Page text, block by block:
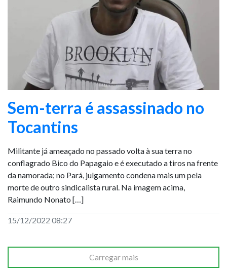
Sem-terra é assassinado no
Tocantins
Militante já ameaçado no passado volta à sua terra no
conflagrado Bico do Papagaio e é executado a tiros na frente
da namorada; no Pará, julgamento condena mais um pela
morte de outro sindicalista rural. Na imagem acima,
Raimundo Nonato […]
15/12/2022 08:27
Carregar mais